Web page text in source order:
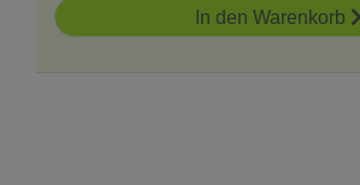
In den Warenkorb